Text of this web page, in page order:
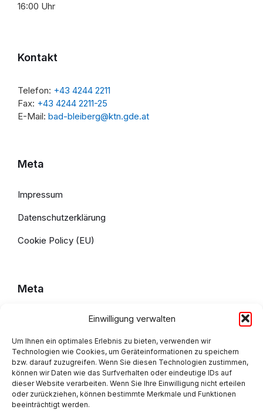
Einwilligung verwalten
Um Ihnen ein optimales Erlebnis zu bieten, verwenden wir
Technologien wie Cookies, um Geräteinformationen zu speichern
bzw. darauf zuzugreifen. Wenn Sie diesen Technologien zustimmen,
können wir Daten wie das Surfverhalten oder eindeutige IDs auf
dieser Website verarbeiten. Wenn Sie Ihre Einwilligung nicht erteilen
oder zurückziehen, können bestimmte Merkmale und Funktionen
beeinträchtigt werden.
16:00 Uhr
Kontakt
Telefon: +43 4244 2211
Fax: +43 4244 2211-25
E-Mail: bad-bleiberg@ktn.gde.at
Meta
Impressum
Datenschutzerklärung
Cookie Policy (EU)
Meta
Datenschutzerklärung
Cookie Policy (EU)